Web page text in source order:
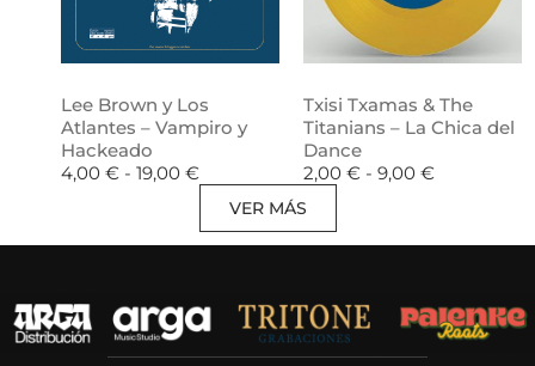
Lee Brown y Los
Atlantes – Vampiro y
Hackeado
4,00 € - 19,00 €
Txisi Txamas & The
Titanians – La Chica del
Dance
2,00 € - 9,00 €
VER MÁS